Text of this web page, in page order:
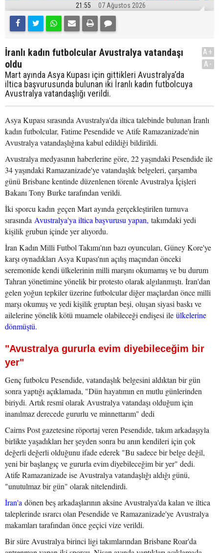
21:55 07 Ağustos 2026
İranlı kadın futbolcular Avustralya vatandaşı
oldu
Mart ayında Asya Kupası için gittikleri Avustralya'da
iltica başvurusunda bulunan iki İranlı kadın futbolcuya
Avustralya vatandaşlığı verildi.
A+
A-
Asya Kupası sırasında Avustralya'da iltica talebinde bulunan İranlı
kadın futbolcular, Fatime Pesendide ve Atife Ramazanizade'nin
Avustralya vatandaşlığına kabul edildiği bildirildi.
Avustralya medyasının haberlerine göre, 22 yaşındaki Pesendide ile
34 yaşındaki Ramazanizade'ye vatandaşlık belgeleri, çarşamba
günü Brisbane kentinde düzenlenen törenle Avustralya İçişleri
Bakanı Tony Burke tarafından verildi.
İki sporcu kadın geçen Mart ayında gerçekleştirilen turnuva
sırasında Avustralya'ya iltica başvurusu yapan, takımdaki yedi
kişilik grubun içinde yer alıyordu.
İran Kadın Milli Futbol Takımı'nın bazı oyuncuları, Güney Kore'ye
karşı oynadıkları Asya Kupası'nın açılış maçından önceki
seremonide kendi ülkelerinin milli marşını okumamış ve bu durum
Tahran yönetimine yönelik bir protesto olarak algılanmıştı. İran'dan
gelen yoğun tepkiler üzerine futbolcular diğer maçlardan önce milli
marşı okumuş ve yedi kişilik gruptan beşi, oluşan siyasi baskı ve
ailelerine yönelik kötü muamele olabileceği endişesi ile ülkelerine
dönmüştü.
"Avustralya gururla evim diyebileceğim bir
yer"
Genç futbolcu Pesendide, vatandaşlık belgesini aldıktan bir gün
sonra yaptığı açıklamada, "Dün hayatımın en mutlu günlerinden
biriydi. Artık resmî olarak Avustralya vatandaşı olduğum için
inanılmaz derecede gururlu ve minnettarım" dedi
Cairns Post gazetesine röportaj veren Pesendide, takım arkadaşıyla
birlikte yaşadıkları her şeyden sonra bu anın kendileri için çok
değerli değerli olduğunu ifade ederek "Bu sadece bir belge değil,
yeni bir başlangıç ve gururla evim diyebileceğim bir yer" dedi.
Atife Ramazanizade ise Avustralya vatandaşlığı aldığı günü,
"unutulmaz bir gün" olarak nitelendirdi.
İran'a dönen beş arkadaşlarının aksine Avustralya'da kalan ve iltica
taleplerinde ısrarcı olan Pesendide ve Ramazanizade'ye Avustralya
makamları tarafından önce geçici vize verildi.
Bir süre Avustralya birinci ligi takımlarından Brisbane Roar'da